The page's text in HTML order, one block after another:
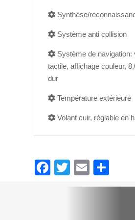
Synthèse/
Système anti collision
Système de
tactile, affichage couleur,
dur
Température extérieure
Volant cuir, réglable en
F
T
wi
E
m ar